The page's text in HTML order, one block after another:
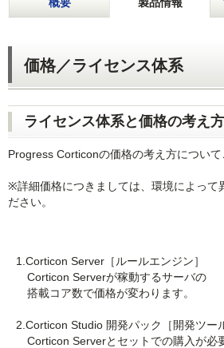
価格／ライセンス体系
ライセンス体系と価格の考え
Progress Corticonの価格の考え方について
※詳細価格につきましては、環境によって
ださい。
1.Corticon Server［ルールエンジン］
Corticon Serverが稼動するサーバの
搭載コア数で価格が変わります。
2.Corticon Studio 開発パック［開発ツー
Corticon Serverとセットでの購入が必